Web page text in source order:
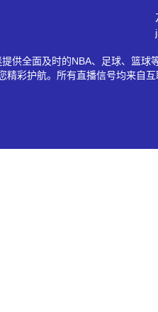
供全面及时的NBA、足球、篮
精彩护航。所有直播信号均来自